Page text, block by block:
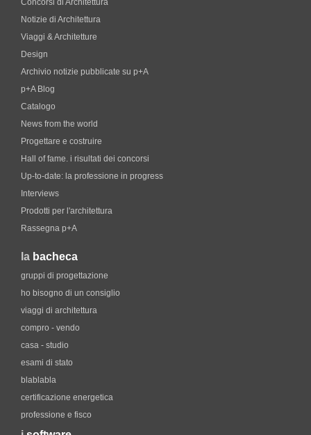
Concorsi di Architettura
Notizie di Architettura
Viaggi & Architetture
Design
Archivio notizie pubblicate su p+A
p+A Blog
Catalogo
News from the world
Progettare e costruire
Hall of fame. i risultati dei concorsi
Up-to-date: la professione in progress
Interviews
Prodotti per l'architettura
Rassegna p+A
la bacheca
gruppi di progettazione
ho bisogno di un consiglio
viaggi di architettura
compro - vendo
casa - studio
esami di stato
blablabla
certificazione energetica
professione e fisco